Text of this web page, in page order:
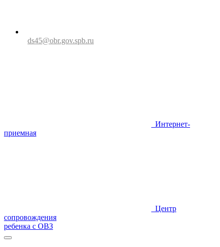
ds45@obr.gov.spb.ru
Интернет-
приемная
Центр
сопровождения
ребенка с ОВЗ